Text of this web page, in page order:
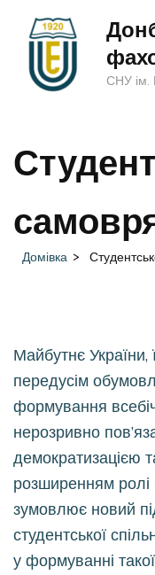
(натисніть
СНУ ім.
Домівка >
Майбутнє України,
передусім
формування
нерозривно
демократизацією
розширенням ролі
зумовлює новий
студентської
у формуванні